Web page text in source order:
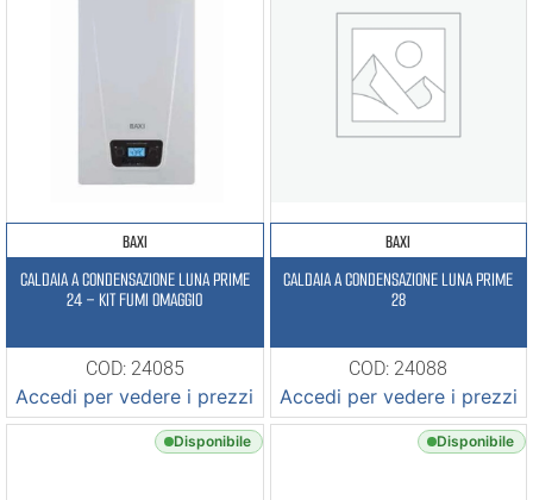
BAXI
CALDAIA A CONDENSAZIONE LUNA PRIME
24 – KIT FUMI OMAGGIO
COD: 24085
Accedi per vedere i prezzi
BAXI
CALDAIA A CONDENSAZIONE LUNA PRIME
28
COD: 24088
Accedi per vedere i prezzi
Disponibile Disponibile